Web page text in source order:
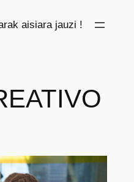
aisiara jauzi !